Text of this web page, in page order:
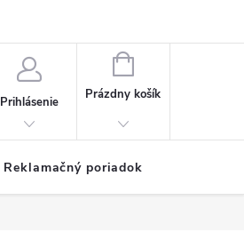
Prihlásenie
NÁKUPNÝ
KOŠÍK
Prázdny košík
Reklamačný poriadok